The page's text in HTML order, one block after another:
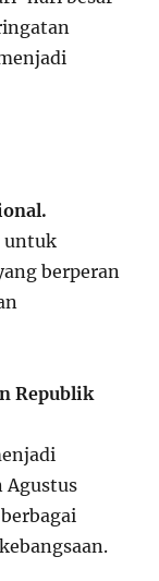
untuk
berperan
Republik
Agustus